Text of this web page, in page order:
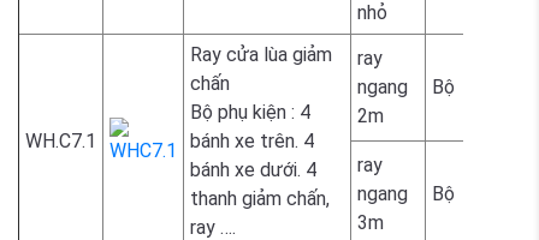
nhỏ
WH.C7.1
Ray cửa lùa giảm
chấn
Bộ phụ kiện : 4
bánh xe trên. 4
bánh xe dưới. 4
thanh giảm chấn,
ray ….
ray
ngang
2m
Bộ
ray
ngang
3m
Bộ